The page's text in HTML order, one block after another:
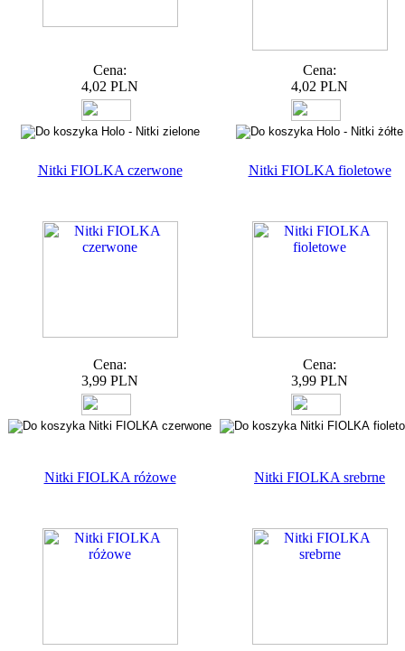
Cena:
4,02 PLN
Cena:
4,02 PLN
Nitki FIOLKA czerwone
Cena:
3,99 PLN
Nitki FIOLKA fioletowe
Cena:
3,99 PLN
Nitki FIOLKA różowe Nitki FIOLKA srebrne